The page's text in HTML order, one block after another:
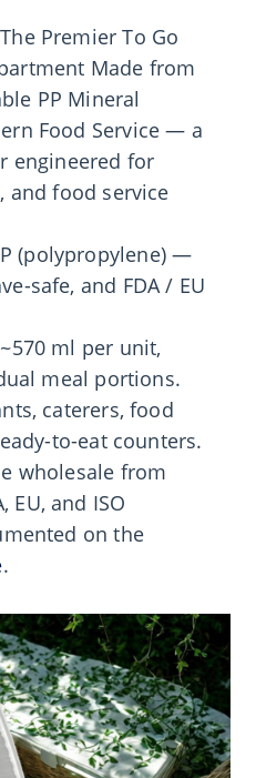
Premier To Go
Made from
PP Mineral
Food Service — a
engineered for
and food service
(polypropylene) —
safe, and FDA / EU
~570 ml per unit,
meal portions.
caterers, food
to-eat counters.
wholesale from
EU, and ISO
on the
.